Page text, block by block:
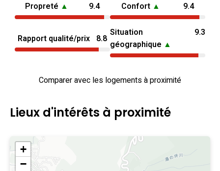
Propreté ▲ 9.4 Confort ▲ 9.4
Rapport qualité/prix 8.8
Situation
géographique ▲
9.3
Comparer avec les logements à proximité
Lieux d'intérêts à proximité
+
−